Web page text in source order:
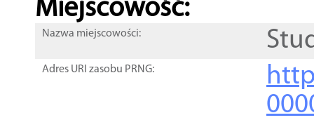
Miejscowość:
Nazwa miejscowości:
Adres URI zasobu PRNG: